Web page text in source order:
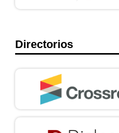
Directorios